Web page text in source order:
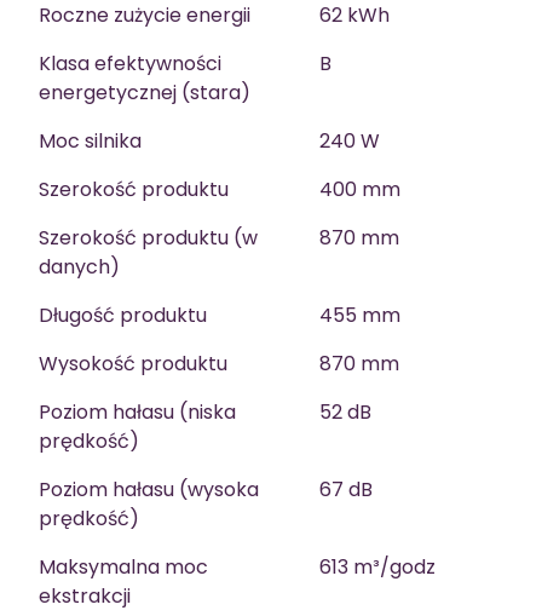
Roczne zużycie energii
62 kWh
Klasa efektywności
energetycznej (stara)
B
Moc silnika
240 W
Szerokość produktu
400 mm
Szerokość produktu (w
danych)
870 mm
Długość produktu
455 mm
Wysokość produktu
870 mm
Poziom hałasu (niska
prędkość)
52 dB
Poziom hałasu (wysoka
prędkość)
67 dB
Maksymalna moc
ekstrakcji
613 m³/godz